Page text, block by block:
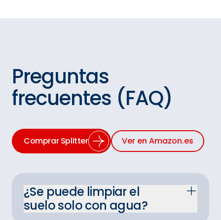
Preguntas
frecuentes (FAQ)
Comprar Splitter Ver en Amazon.es
¿Se puede limpiar el
suelo solo con agua?